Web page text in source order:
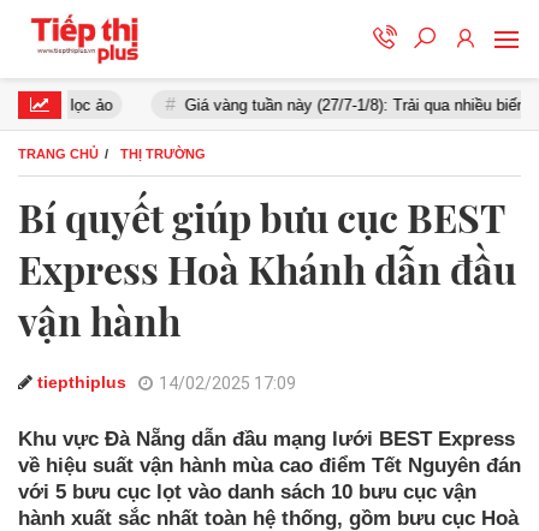
ảo Giá vàng tuần này (27/7-1/8): Trải qua nhiều biến động
TRANG CHỦ THỊ TRƯỜNG
Bí quyết giúp bưu cục BEST
Express Hoà Khánh dẫn đầu
vận hành
tiepthiplus 14/02/2025 17:09
Khu vực Đà Nẵng dẫn đầu mạng lưới BEST Express
về hiệu suất vận hành mùa cao điểm Tết Nguyên đán
với 5 bưu cục lọt vào danh sách 10 bưu cục vận
hành xuất sắc nhất toàn hệ thống, gồm bưu cục Hoà